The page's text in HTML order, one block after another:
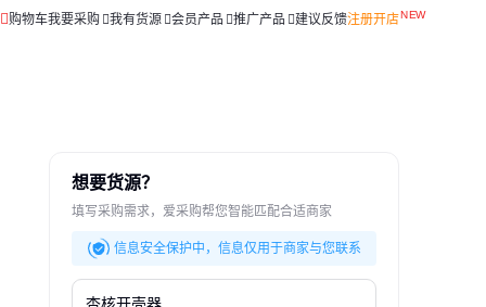
购物车我要采购 我有货源 会员产品 推广产品 建议反馈注册开店
想要货源？
填写采购需求，爱采购帮您智能匹配合适商家
信息安全保护中，信息仅用于商家与您联系